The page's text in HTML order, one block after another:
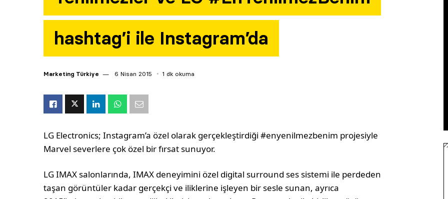
hashtag’i ile Instagram’da
Marketing Türkiye 6 Nisan 2015 1 dk okuma
LG Electronics; Instagram’a özel olarak gerçekleştirdiği #enyenilmezbenim projesiyle
Marvel severlere çok özel bir fırsat sunuyor.
LG IMAX salonlarında, IMAX deneyimini özel digital surround ses sistemi ile perdeden
taşan görüntüler kadar gerçekçi ve iliklerine işleyen bir sesle sunan, ayrıca